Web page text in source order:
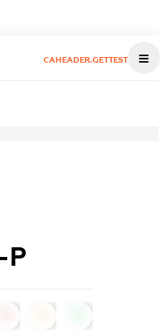
CAHEADER.GETTEST
Р